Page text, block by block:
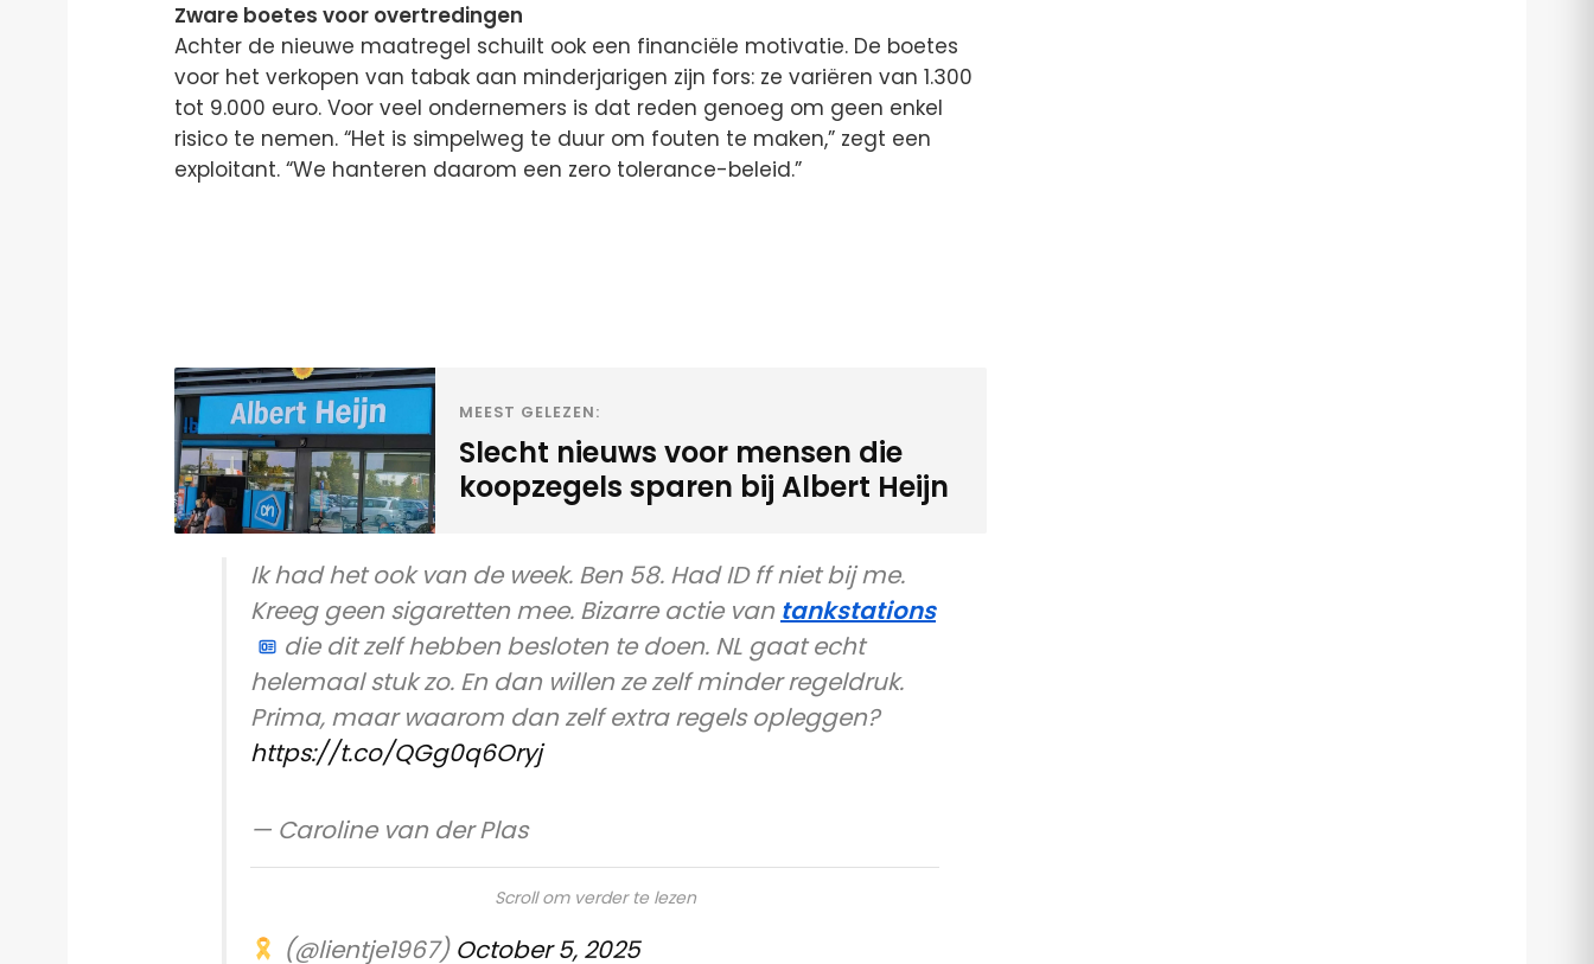
Zware boetes voor overtredingen
Achter de nieuwe maatregel schuilt ook een financiële motivatie. De boetes
voor het verkopen van tabak aan minderjarigen zijn fors: ze variëren van 1.300
tot 9.000 euro. Voor veel ondernemers is dat reden genoeg om geen enkel
risico te nemen. “Het is simpelweg te duur om fouten te maken,” zegt een
exploitant. “We hanteren daarom een zero tolerance-beleid.”
MEEST GELEZEN:
Slecht nieuws voor mensen die
koopzegels sparen bij Albert Heijn
Ik had het ook van de week. Ben 58. Had ID ff niet bij me.
Kreeg geen sigaretten mee. Bizarre actie van tankstations
die dit zelf hebben besloten te doen. NL gaat echt
helemaal stuk zo. En dan willen ze zelf minder regeldruk.
Prima, maar waarom dan zelf extra regels opleggen?
https://t.co/QGg0q6Oryj
— Caroline van der Plas
Scroll om verder te lezen
(@lientje1967) October 5, 2025